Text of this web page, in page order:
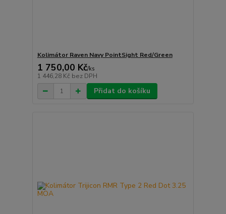
Kolimátor Raven Navy PointSight Red/Green
1 750,00 Kč/ks
1 446,28 Kč bez DPH
Přidat do košíku